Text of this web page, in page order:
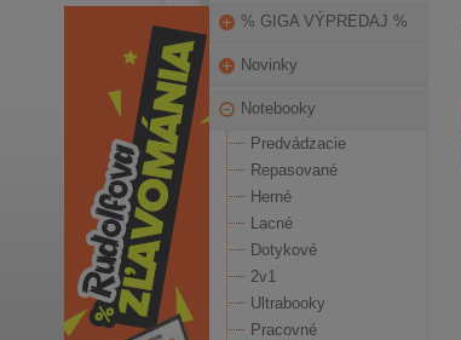
% GIGA VÝPREDAJ %
Novinky
Notebooky
Predvádzacie
Repasované
Herné
Lacné
Dotykové
2v1
Ultrabooky
Pracovné